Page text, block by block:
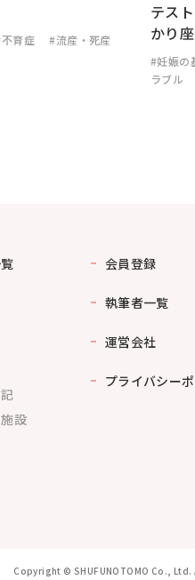
育症 #流産・死産
テス
かり
#妊娠の
ラブル
設
会員登録
執筆者一覧
運営会社
プライバシー
Copyright © SHUFUNOTOMO Co.,